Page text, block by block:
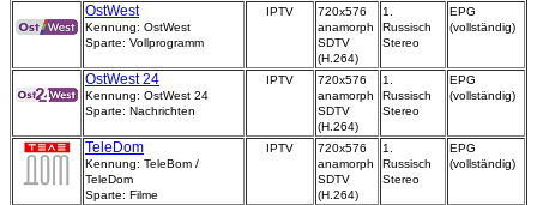
OstWest
Kennung: OstWest
Sparte: Vollprogramm
IPTV
720x576
anamorph
SDTV
(H.264)
1.
Russisch
Stereo
EPG
(vollständig)
OstWest 24
Kennung: OstWest 24
Sparte: Nachrichten
IPTV
720x576
anamorph
SDTV
(H.264)
1.
Russisch
Stereo
EPG
(vollständig)
TeleDom
Kennung: TeleBom /
TeleDom
Sparte: Filme
IPTV
720x576
anamorph
SDTV
(H.264)
1.
Russisch
Stereo
EPG
(vollständig)